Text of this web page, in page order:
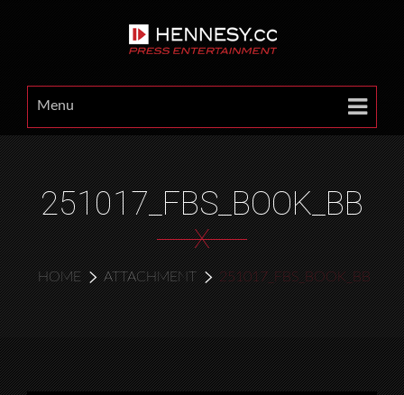
Menu
251017_FBS_BOOK_BB
X
HOME ATTACHMENT 251017_FBS_BOOK_BB